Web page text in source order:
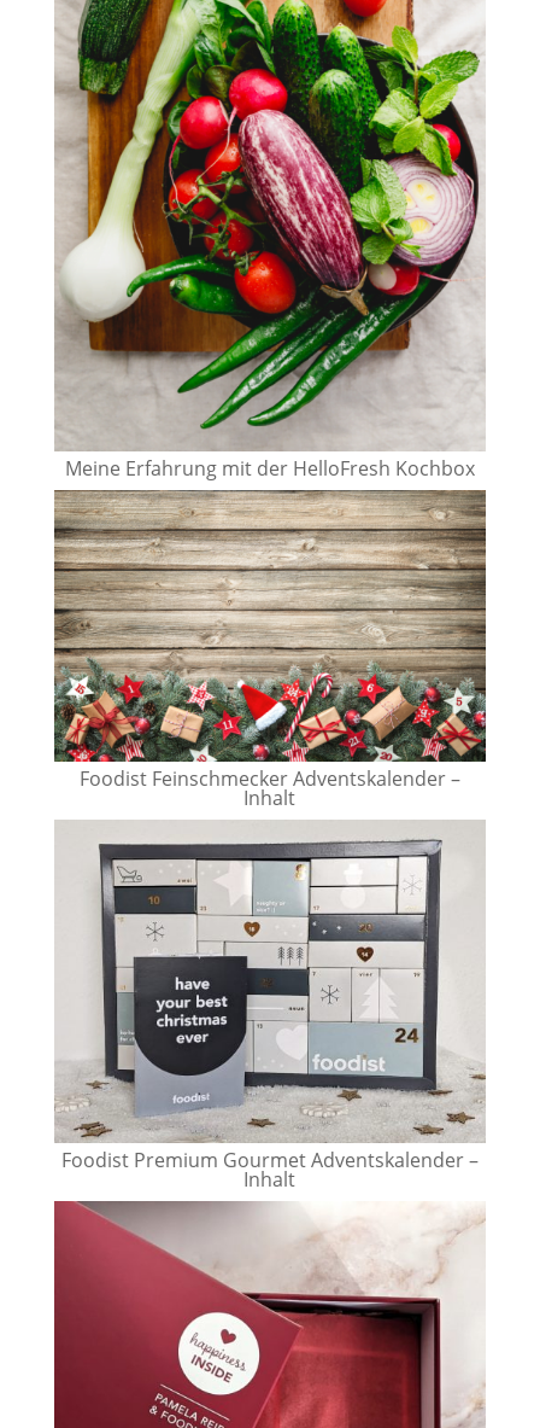
Meine Erfahrung mit der HelloFresh Kochbox
Foodist Feinschmecker Adventskalender –
Inhalt
Foodist Premium Gourmet Adventskalender –
Inhalt